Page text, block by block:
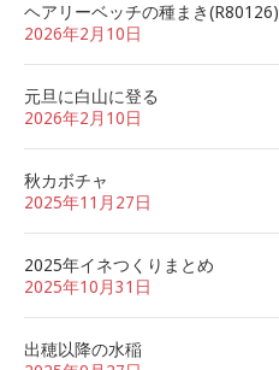
ヘアリーベッチの種まき(R80126)
2026年2月10日
元旦に白山に登る
2026年2月10日
秋カボチャ
2025年11月27日
2025年イネつくりまとめ
2025年10月31日
出穂以降の水稲